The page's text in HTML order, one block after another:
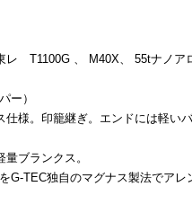
レ T1100G 、 M40X、 55tナノア
ー）
様。印籠継ぎ。エンドには軽いバ
ブランクス。
G-TEC独自のマグナス製法でア